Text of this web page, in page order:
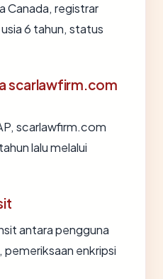
Canada, registrar
6 tahun, status
scarlawfirm.com
scarlawfirm.com
lalu melalui
antara pengguna
enkripsi